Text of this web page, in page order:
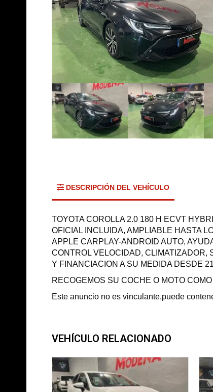
DESCRIPCIÓN DEL VEHÍCULO
TOYOTA COROLLA 2.0 180 H ECVT
OFICIAL INCLUIDA, AMPLIABLE HASTA
APPLE CARPLAY-ANDROID AUTO,
CONTROL VELOCIDAD, CLIMATIZADOR,
Y FINANCIACION A SU MEDIDA DESDE
RECOGEMOS SU COCHE O MOTO
Este anuncio no es vinculante,puede
VEHÍCULO RELACIONADO